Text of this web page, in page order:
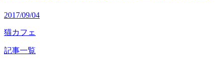
2017/09/04
猫カフェ
記事一覧